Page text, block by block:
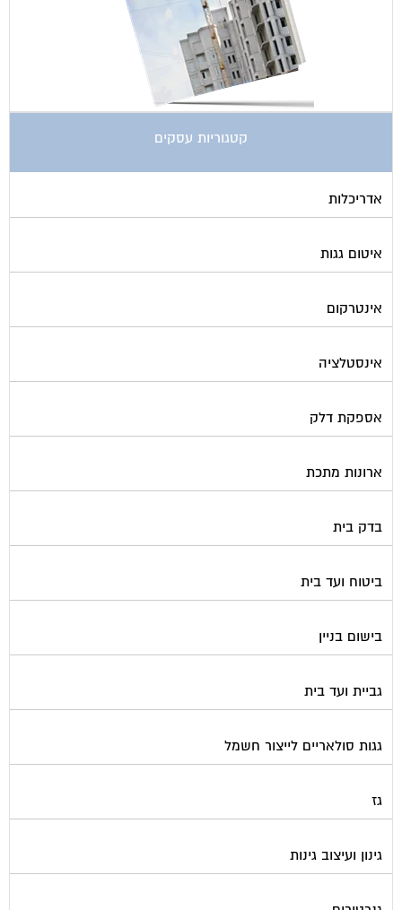
קטגוריות עסקים
אדריכלות
איטום גגות
אינטרקום
אינסטלציה
אספקת דלק
ארונות מתכת
בדק בית
ביטוח ועד בית
בישום בניין
גביית ועד בית
גגות סולאריים לייצור חשמל
גז
גינון ועיצוב גינות